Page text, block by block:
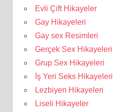
Evli Çift Hikayeler
Gay Hikayeleri
Gay sex Resimleri
Gerçek Sex Hikayeleri
Grup Sex Hikayeleri
İş Yeri Seks Hikayeleri
Lezbiyen Hikayeleri
Liseli Hikayeler